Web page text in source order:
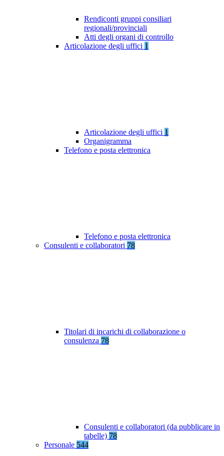
Rendiconti gruppi consiliari
regionali/provinciali
Atti degli organi di controllo
Articolazione degli uffici 1
Articolazione degli uffici 1
Organigramma
Telefono e posta elettronica
Telefono e posta elettronica
Consulenti e collaboratori 78
Titolari di incarichi di collaborazione o
consulenza 78
Consulenti e collaboratori (da pubblicare in
tabelle) 78
Personale 544